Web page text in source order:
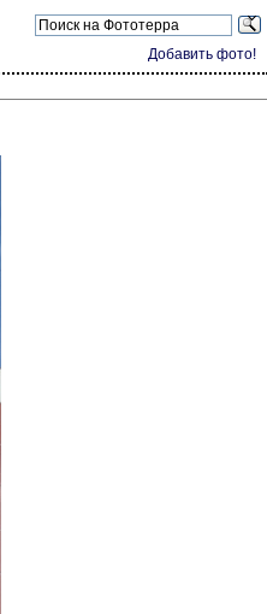
Добавить фото!